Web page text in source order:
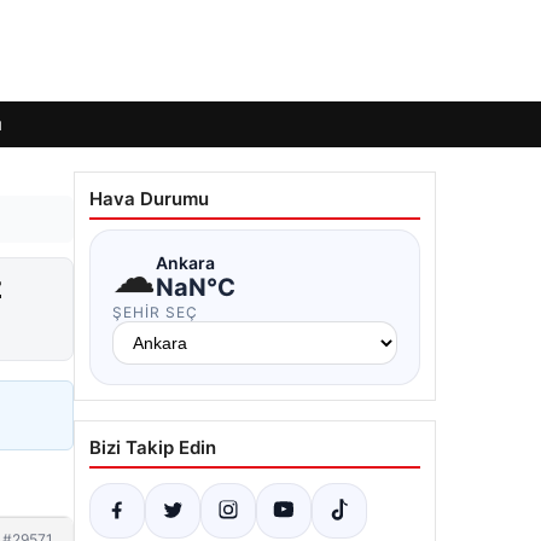
Hava Durumu
☁Ankara
NaN°C
ŞEHIR SEÇ
Bizi Takip Edin